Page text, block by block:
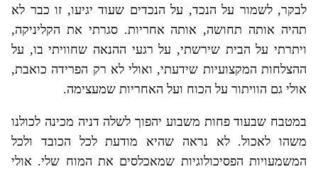
לבקר, לשמור על הנכד, על הנכדים שעוד יגיעו, זו כבר לא
תהיה אותה תחושה, אותה אחריות. סגרתי את הקליניקה,
ויתרתי על הבית שירשתי, על רגעי ההנאה שחוויתי בו, על
ההצלחות המקצועיות שידעתי, ואולי לא רק הפרידה כואבת,
אולי גם הוויתור על הכוח ועל האחריות שמעצימה.
במטבח שבעוד פחות משבוע יהפוך לשלה דניה מכינה לכולנו
משהו לאכול. לא נראה שהיא מודעת לכל הכובד ולכל
המשמעויות הפסיכולוגיות שמאכלסים את המוח שלי. אולי